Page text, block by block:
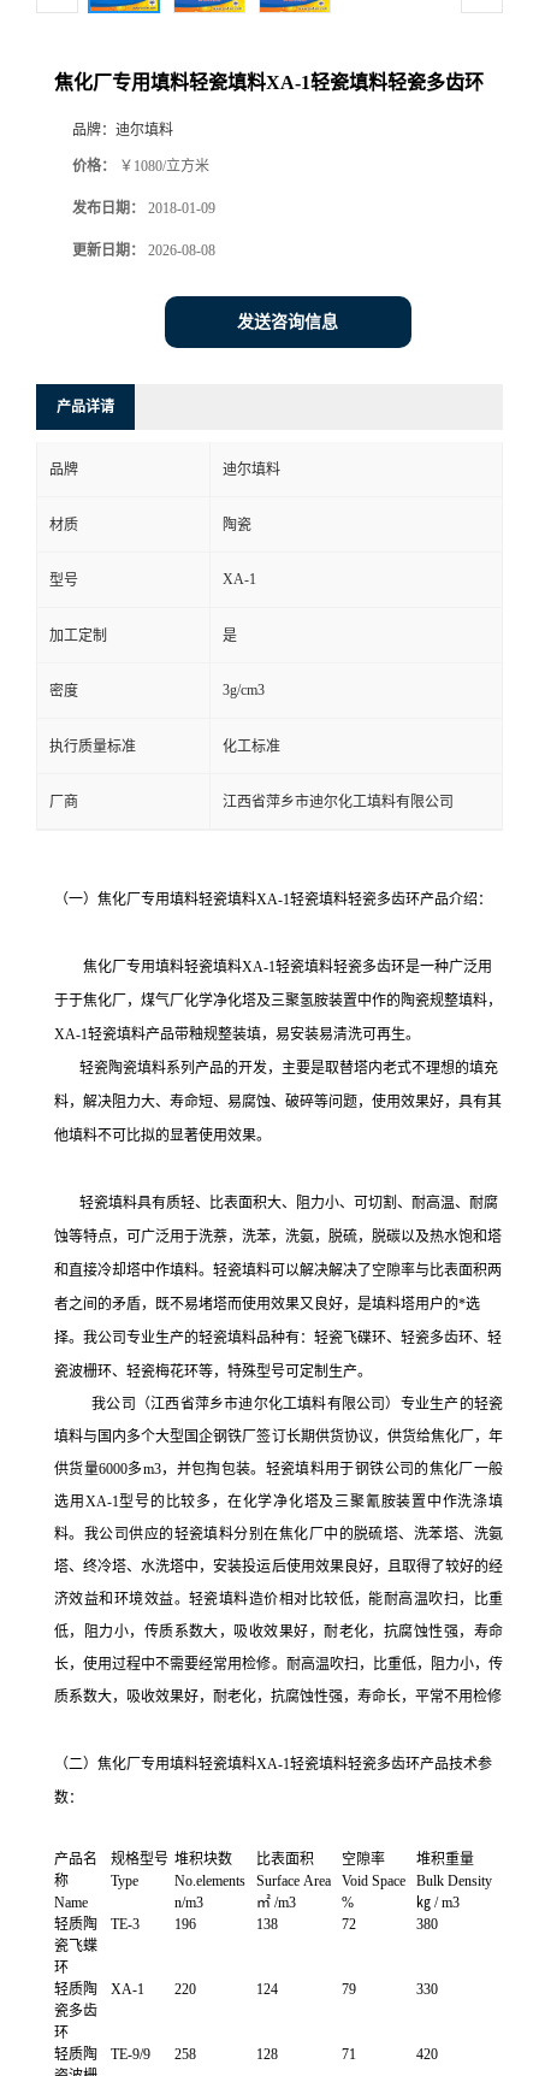
焦化厂专用填料轻瓷填料XA-1轻瓷填料轻瓷多齿环
品牌： 迪尔填料
价格： ￥1080/立方米
发布日期： 2018-01-09
更新日期： 2026-08-08
发送咨询信息
产品详请
品牌 迪尔填料
材质 陶瓷
型号 XA-1
加工定制 是
密度 3g/cm3
执行质量标准 化工标准
厂商 江西省萍乡市迪尔化工填料有限公司
（一）焦化厂专用填料轻瓷填料XA-1轻瓷填料轻瓷多齿环产品介绍：
焦化厂专用填料轻瓷填料XA-1轻瓷填料轻瓷多齿环是一种广泛用
于于焦化厂，煤气厂化学净化塔及三聚氢胺装置中作的陶瓷规整填料，
XA-1轻瓷填料产品带釉规整装填，易安装易清洗可再生。
轻瓷陶瓷填料系列产品的开发，主要是取替塔内老式不理想的填充
料，解决阻力大、寿命短、易腐蚀、破碎等问题，使用效果好，具有其
他填料不可比拟的显著使用效果。
轻瓷填料具有质轻、比表面积大、阻力小、可切割、耐高温、耐腐
蚀等特点，可广泛用于洗萘，洗苯，洗氨，脱硫，脱碳以及热水饱和塔
和直接冷却塔中作填料。轻瓷填料可以解决解决了空隙率与比表面积两
者之间的矛盾，既不易堵塔而使用效果又良好，是填料塔用户的*选
择。我公司专业生产的轻瓷填料品种有：轻瓷飞碟环、轻瓷多齿环、轻
瓷波栅环、轻瓷梅花环等，特殊型号可定制生产。
我公司（江西省萍乡市迪尔化工填料有限公司）专业生产的轻瓷
填料与国内多个大型国企钢铁厂签订长期供货协议，供货给焦化厂，年
供货量6000多m3，并包掏包装。轻瓷填料用于钢铁公司的焦化厂一般
选用 XA-1型号的比较多，在化学净化塔及三聚氰胺装置中作洗涤填
料。我公司供应的轻瓷填料分别在焦化厂中的脱硫塔、洗苯塔、洗氨
塔、终冷塔、水洗塔中，安装投运后使用效果良好，且取得了较好的经
济效益和环境效益。轻瓷填料造价相对比较低，能耐高温吹扫，比重
低，阻力小，传质系数大，吸收效果好，耐老化，抗腐蚀性强，寿命
长，使用过程中不需要经常用检修。 耐高温吹扫，比重低，阻力小，传
质系数大，吸收效果好，耐老化，抗腐蚀性强，寿命长，平常不用检修
（二）焦化厂专用填料轻瓷填料XA-1轻瓷填料轻瓷多齿环产品技术参
数：
产品名
称
Name
规格型号
Type
堆积块数
No.elements
n/m3
比表面积
Surface Area
㎡ /m3
空隙率
Void Space
%
堆积重量
Bulk Density
㎏ / m3
轻质陶
瓷飞蝶
环
TE-3 196 138 72 380
轻质陶
瓷多齿
环
XA-1 220 124 79 330
轻质陶
TE-9/9 258 128 71 420